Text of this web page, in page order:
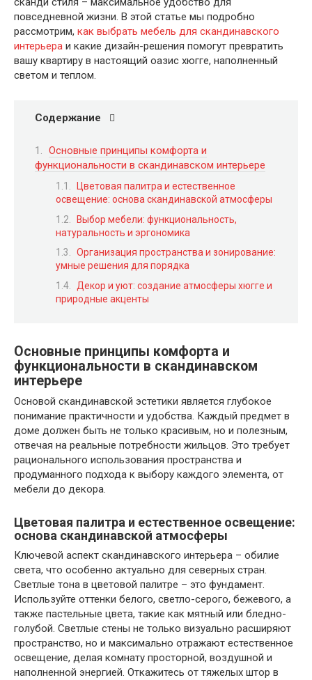
повседневной жизни. В этой статье мы подробно
рассмотрим, как выбрать мебель для скандинавского
интерьера и какие дизайн-решения помогут превратить
вашу квартиру в настоящий оазис хюгге, наполненный
светом и теплом.
Содержание
Основные принципы комфорта и
функциональности в скандинавском интерьере
Цветовая палитра и естественное
освещение: основа скандинавской атмосферы
Выбор мебели: функциональность,
натуральность и эргономика
Организация пространства и зонирование:
умные решения для порядка
Декор и уют: создание атмосферы хюгге и
природные акценты
Основные принципы комфорта и
функциональности в скандинавском
интерьере
Основой скандинавской эстетики является глубокое
понимание практичности и удобства. Каждый предмет в
доме должен быть не только красивым, но и полезным,
отвечая на реальные потребности жильцов. Это требует
рационального использования пространства и
продуманного подхода к выбору каждого элемента, от
мебели до декора.
Цветовая палитра и естественное освещение:
основа скандинавской атмосферы
Ключевой аспект скандинавского интерьера – обилие
света, что особенно актуально для северных стран.
Светлые тона в цветовой палитре – это фундамент.
Используйте оттенки белого, светло-серого, бежевого, а
также пастельные цвета, такие как мятный или бледно-
голубой. Светлые стены не только визуально расширяют
пространство, но и максимально отражают естественное
освещение, делая комнату просторной, воздушной и
наполненной энергией. Откажитесь от тяжелых штор в